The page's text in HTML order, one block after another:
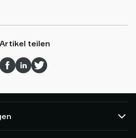
Artikel teilen